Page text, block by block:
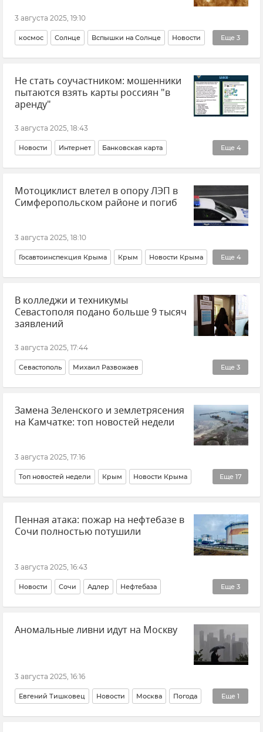
3 августа 2025, 19:10
Еще 3
космос Солнце Вспышки на Солнце Новости
Земля Институт солнечно-земной физики
Институт космических исследований
Не стать соучастником: мошенники
пытаются взять карты россиян "в
аренду"
3 августа 2025, 18:43
Еще 4
Новости Интернет Банковская карта
Безопасность Деньги Кибербезопасность
Киберпреступность
Мотоциклист влетел в опору ЛЭП в
Симферопольском районе и погиб
3 августа 2025, 18:10
Еще 4
Госавтоинспекция Крыма Крым Новости Крыма
Симферопольский район ЛЭП Происшествия
ДТП в Крыму и Севастополе
В колледжи и техникумы
Севастополя подано больше 9 тысяч
заявлений
3 августа 2025, 17:44
Еще 3
Севастополь Михаил Развожаев
Новости Севастополя
Образование в Крыму и Севастополе
Замена Зеленского и землетрясения
на Камчатке: топ новостей недели
3 августа 2025, 17:16
Еще 17
Топ новостей недели Крым Новости Крыма
Россия Новости Владимир Зеленский
Валерий Залужный Беспилотник (БПЛА, дрон)
Интернет Отдых в Крыму Крым курортный
Пенная атака: пожар на нефтебазе в
Сочи полностью потушили
3 августа 2025, 16:43
Еще 3
Новости Сочи Адлер Нефтебаза
Происшествия Беспилотник (БПЛА, дрон)
Пожар
Аномальные ливни идут на Москву
3 августа 2025, 16:16
Еще 1
Евгений Тишковец Новости Москва Погода
Центр погоды "ФОБОС"